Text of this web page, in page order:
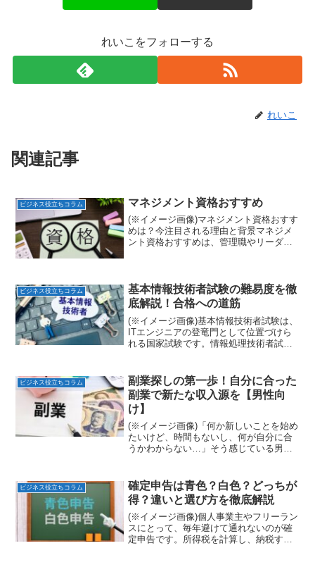
れいこをフォローする
れいこ
関連記事
ビジネス役立ちコラム マネジメント資格おすすめ
(※イメージ画像)マネジメント資格おすす
めは？今注目される理由と背景マネジメ
ント資格おすすめは、管理職やリーダー
型ではなく、人を動か...
ビジネス役立ちコラム
基本情報技術者試験の難易度を徹
底解説！合格への道筋
(※イメージ画像)基本情報技術者試験は、
ITエンジニアの登竜門として位置づけら
れる国家試験です。情報処理技術者試験
ます。しかし、具体的な難易度や学習方
法は、これから受...
ビジネス役立ちコラム
副業探しの第一歩！自分に合った
副業で新たな収入源を【男性向
け】
(※イメージ画像)「何か新しいことを始め
たいけど、時間もないし、何が自分に合
うかわからない…」そう感じている男性
す。しかし、「副業」と一口に言って
も、その種類は多岐にわ...
ビジネス役立ちコラム
確定申告は青色？白色？どっちが
得？違いと選び方を徹底解説
(※イメージ画像)個人事業主やフリーラン
スにとって、毎年避けて通れないのが確
定申告です。所得税を計算し、納税する